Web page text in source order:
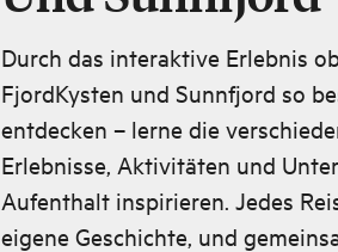
Durch das interaktive Erlebnis
FjordKysten und Sunnfjord so
entdecken – lerne die
Erlebnisse, Aktivitäten und
Aufenthalt inspirieren. Jedes
eigene Geschichte, und